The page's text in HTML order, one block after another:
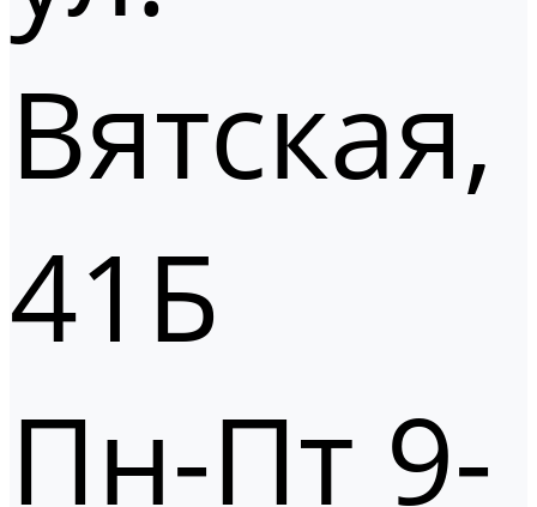
Вятская,
41Б
Пн-Пт 9-